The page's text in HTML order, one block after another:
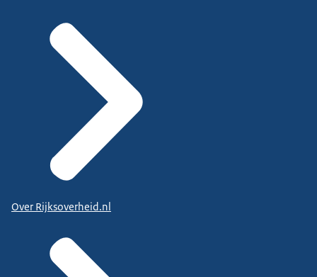
Over Rijksoverheid.nl